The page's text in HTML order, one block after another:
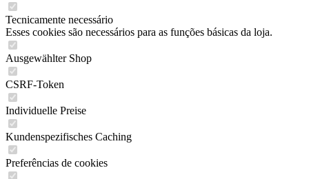
Tecnicamente necessário
Esses cookies são necessários para as funções básicas da loja.
Ausgewählter Shop
CSRF-Token
Individuelle Preise
Kundenspezifisches Caching
Preferências de cookies